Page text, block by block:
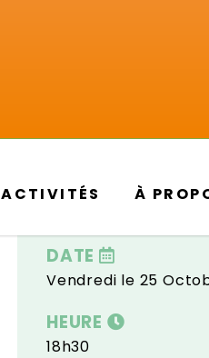
ACTIVITÉS À
DATE
Vendredi le 25
HEURE
18h30